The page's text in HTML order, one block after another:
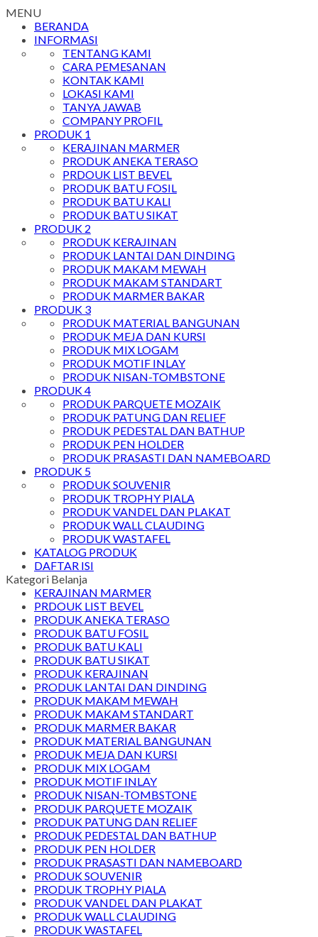
MENU
BERANDA
INFORMASI
TENTANG KAMI
CARA PEMESANAN
KONTAK KAMI
LOKASI KAMI
TANYA JAWAB
COMPANY PROFIL
PRODUK 1
KERAJINAN MARMER
PRODUK ANEKA TERASO
PRDOUK LIST BEVEL
PRODUK BATU FOSIL
PRODUK BATU KALI
PRODUK BATU SIKAT
PRODUK 2
PRODUK KERAJINAN
PRODUK LANTAI DAN DINDING
PRODUK MAKAM MEWAH
PRODUK MAKAM STANDART
PRODUK MARMER BAKAR
PRODUK 3
PRODUK MATERIAL BANGUNAN
PRODUK MEJA DAN KURSI
PRODUK MIX LOGAM
PRODUK MOTIF INLAY
PRODUK NISAN-TOMBSTONE
PRODUK 4
PRODUK PARQUETE MOZAIK
PRODUK PATUNG DAN RELIEF
PRODUK PEDESTAL DAN BATHUP
PRODUK PEN HOLDER
PRODUK PRASASTI DAN NAMEBOARD
PRODUK 5
PRODUK SOUVENIR
PRODUK TROPHY PIALA
PRODUK VANDEL DAN PLAKAT
PRODUK WALL CLAUDING
PRODUK WASTAFEL
KATALOG PRODUK
DAFTAR ISI
Kategori Belanja
KERAJINAN MARMER
PRDOUK LIST BEVEL
PRODUK ANEKA TERASO
PRODUK BATU FOSIL
PRODUK BATU KALI
PRODUK BATU SIKAT
PRODUK KERAJINAN
PRODUK LANTAI DAN DINDING
PRODUK MAKAM MEWAH
PRODUK MAKAM STANDART
PRODUK MARMER BAKAR
PRODUK MATERIAL BANGUNAN
PRODUK MEJA DAN KURSI
PRODUK MIX LOGAM
PRODUK MOTIF INLAY
PRODUK NISAN-TOMBSTONE
PRODUK PARQUETE MOZAIK
PRODUK PATUNG DAN RELIEF
PRODUK PEDESTAL DAN BATHUP
PRODUK PEN HOLDER
PRODUK PRASASTI DAN NAMEBOARD
PRODUK SOUVENIR
PRODUK TROPHY PIALA
PRODUK VANDEL DAN PLAKAT
PRODUK WALL CLAUDING
PRODUK WASTAFEL